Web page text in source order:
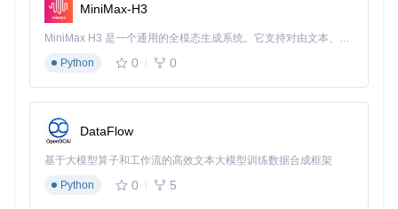
MiniMax-H3
MiniMax H3 是一个通用的全模态生成系统。它支持对由文本、图像、视频和音频组成的多模态上下文进行统一理解，并能生成分辨率高达 2K、时长可达 15 秒的带原生立体声音频的视频。得益于面向任务泛化的系统设计，H3 在预训练阶段就已具备广泛的多模态上下文理解与生成能力，能够出色地执行复杂的多模态指令。
Python
0 0
DataFlow
基于大模型算子和工作流的高效文本大模型训练数据合成框架
Python
0 5